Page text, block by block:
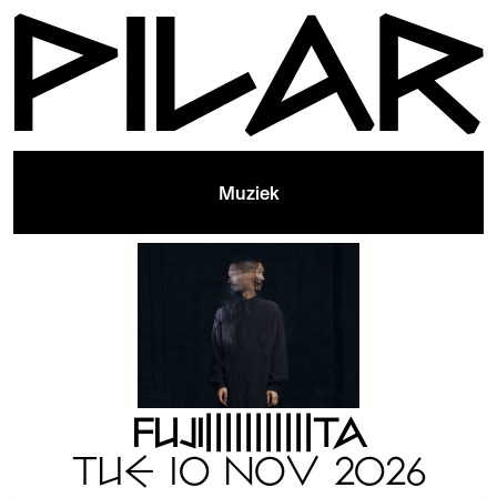
Muziek
FUJI|||||||||||TA
TUE 10 NOV 2026